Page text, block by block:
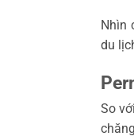
Nhìn
du
So